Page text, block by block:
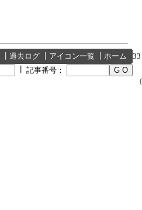
過去ログ アイコン一覧 ホーム 33
記事番号：